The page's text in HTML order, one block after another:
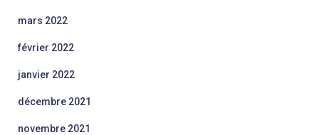
mars 2022
février 2022
janvier 2022
décembre 2021
novembre 2021